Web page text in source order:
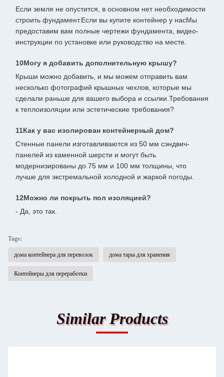
Если земля не опустится, в основном нет необходимости
строить фундамент.Если вы купите контейнер у насМы
предоставим вам полные чертежи фундамента, видео-
инструкции по установке или руководство на месте.
10Могу я добавить дополнительную крышу?
Крыши можно добавить, и мы можем отправить вам
несколько фотографий крышных чехлов, которые мы
сделали раньше для вашего выбора и ссылки.Требования
к теплоизоляции или эстетические требования?
11Как у вас изолирован контейнерный дом?
Стенные панели изготавливаются из 50 мм сэндвич-
панелей из каменной шерсти и могут быть
модернизированы до 75 мм и 100 мм толщины, что
лучше для экстремальной холодной и жаркой погоды.
12Можно ли покрыть пол изоляцией?
- Да, это так.
Tags:
дома контейнера для перевозок дома тары для хранения
Контейнеры для переработки
Similar Products